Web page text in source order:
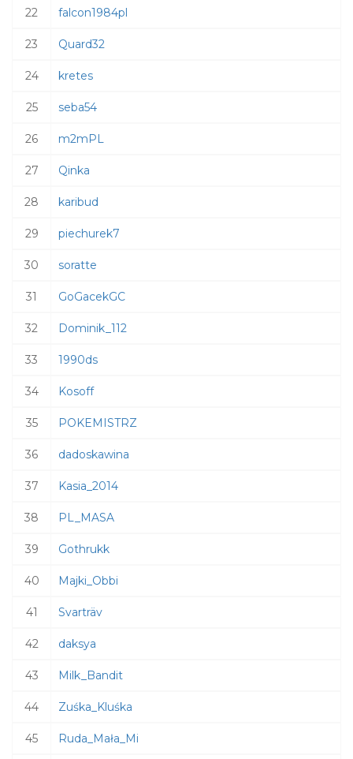
22 falcon1984pl
23 Quard32
24 kretes
25 seba54
26 m2mPL
27 Qinka
28 karibud
29 piechurek7
30 soratte
31 GoGacekGC
32 Dominik_112
33 1990ds
34 Kosoff
35 POKEMISTRZ
36 dadoskawina
37 Kasia_2014
38 PL_MASA
39 Gothrukk
40 Majki_Obbi
41 Svarträv
42 daksya
43 Milk_Bandit
44 Zuśka_Kluśka
45 Ruda_Mała_Mi